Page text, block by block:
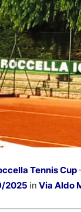
Tennis Cup
2025 in Via Aldo